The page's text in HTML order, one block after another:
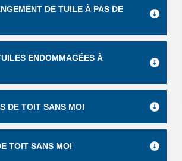
DE TUILE À PAS DE
ENDOMMAGÉES À
DE TOIT SANS MOI
TOIT SANS MOI